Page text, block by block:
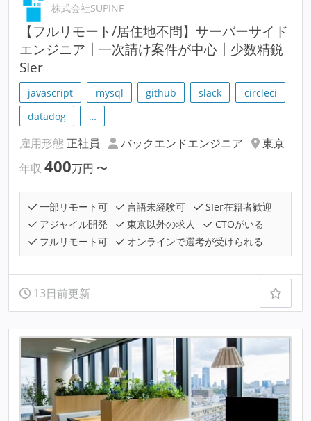
株式会社SUPINF
【フルリモート/居住地不問】サーバーサイド
エンジニア┃一次請け案件が中心┃少数精鋭
SIer
javascript mysql github slack
circleci
datadog
…
雇用形態 正社員 バックエンドエンジニア
東京
年収 400万円 〜
一部リモート可 言語未経験可
SIer在籍者歓迎
アジャイル開発
東京以外の求人
CTOがいる
フルリモート可
オンラインで選考が受けられる
13日前更新